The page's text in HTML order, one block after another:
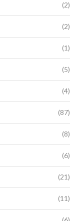
(2)
(2)
(1)
(5)
(4)
(87)
(8)
(6)
(21)
(11)